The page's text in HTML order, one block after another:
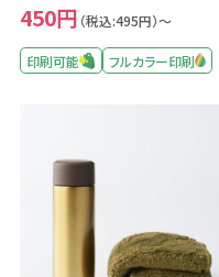
450円 （税込:495円）～
印刷可能 フルカラー印刷